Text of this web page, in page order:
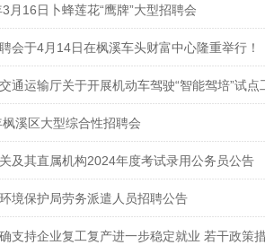
月16日卜蜂莲花“鹰牌”大型招聘会
会于4月14日在枫溪车头财富中心隆重举行！
通运输厅关于开展机动车驾驶“智能驾培”试点
溪区大型综合性招聘会
及其直属机构2024年度考试录用公务员公告
境保护局劳务派遣人员招聘公告
支持企业复工复产进一步稳定就业 若干政策